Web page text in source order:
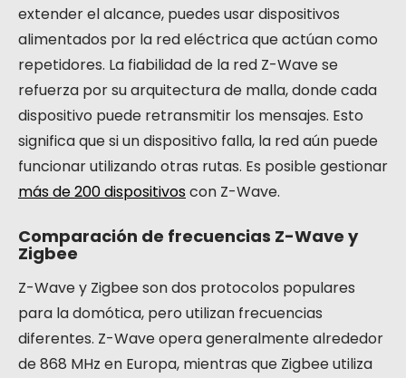
extender el alcance, puedes usar dispositivos
alimentados por la red eléctrica que actúan como
repetidores. La fiabilidad de la red Z-Wave se
refuerza por su arquitectura de malla, donde cada
dispositivo puede retransmitir los mensajes. Esto
significa que si un dispositivo falla, la red aún puede
funcionar utilizando otras rutas. Es posible gestionar
más de 200 dispositivoscon Z-Wave.
Comparación de frecuencias Z-Wave y
Zigbee
Z-Wave y Zigbee son dos protocolos populares
para la domótica, pero utilizan frecuencias
diferentes. Z-Wave opera generalmente alrededor
de 868 MHz en Europa, mientras que Zigbee utiliza